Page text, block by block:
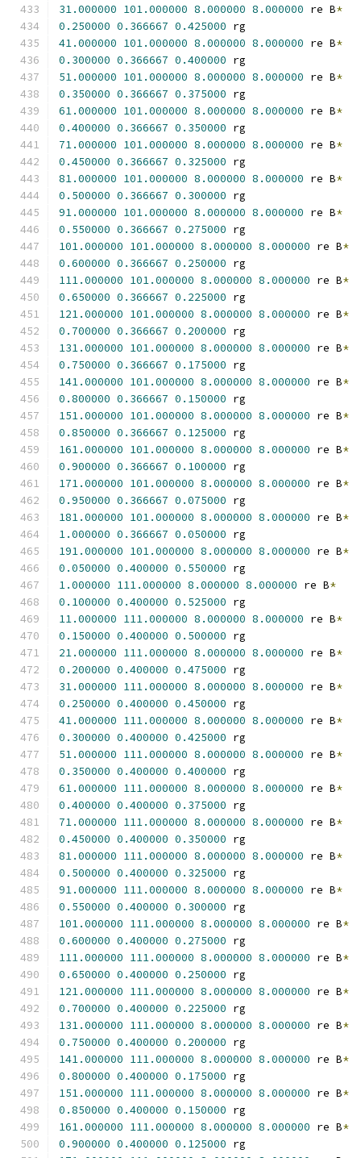
31.000000 101.000000 8.000000 8.000000 re B*
0.250000 0.366667 0.425000 rg
41.000000 101.000000 8.000000 8.000000 re B*
0.300000 0.366667 0.400000 rg
51.000000 101.000000 8.000000 8.000000 re B*
0.350000 0.366667 0.375000 rg
61.000000 101.000000 8.000000 8.000000 re B*
0.400000 0.366667 0.350000 rg
71.000000 101.000000 8.000000 8.000000 re B*
0.450000 0.366667 0.325000 rg
81.000000 101.000000 8.000000 8.000000 re B*
0.500000 0.366667 0.300000 rg
91.000000 101.000000 8.000000 8.000000 re B*
0.550000 0.366667 0.275000 rg
101.000000 101.000000 8.000000 8.000000 re B*
0.600000 0.366667 0.250000 rg
111.000000 101.000000 8.000000 8.000000 re B*
0.650000 0.366667 0.225000 rg
121.000000 101.000000 8.000000 8.000000 re B*
0.700000 0.366667 0.200000 rg
131.000000 101.000000 8.000000 8.000000 re B*
0.750000 0.366667 0.175000 rg
141.000000 101.000000 8.000000 8.000000 re B*
0.800000 0.366667 0.150000 rg
151.000000 101.000000 8.000000 8.000000 re B*
0.850000 0.366667 0.125000 rg
161.000000 101.000000 8.000000 8.000000 re B*
0.900000 0.366667 0.100000 rg
171.000000 101.000000 8.000000 8.000000 re B*
0.950000 0.366667 0.075000 rg
181.000000 101.000000 8.000000 8.000000 re B*
1.000000 0.366667 0.050000 rg
191.000000 101.000000 8.000000 8.000000 re B*
0.050000 0.400000 0.550000 rg
1.000000 111.000000 8.000000 8.000000 re B*
0.100000 0.400000 0.525000 rg
11.000000 111.000000 8.000000 8.000000 re B*
0.150000 0.400000 0.500000 rg
21.000000 111.000000 8.000000 8.000000 re B*
0.200000 0.400000 0.475000 rg
31.000000 111.000000 8.000000 8.000000 re B*
0.250000 0.400000 0.450000 rg
41.000000 111.000000 8.000000 8.000000 re B*
0.300000 0.400000 0.425000 rg
51.000000 111.000000 8.000000 8.000000 re B*
0.350000 0.400000 0.400000 rg
61.000000 111.000000 8.000000 8.000000 re B*
0.400000 0.400000 0.375000 rg
71.000000 111.000000 8.000000 8.000000 re B*
0.450000 0.400000 0.350000 rg
81.000000 111.000000 8.000000 8.000000 re B*
0.500000 0.400000 0.325000 rg
91.000000 111.000000 8.000000 8.000000 re B*
0.550000 0.400000 0.300000 rg
101.000000 111.000000 8.000000 8.000000 re B*
0.600000 0.400000 0.275000 rg
111.000000 111.000000 8.000000 8.000000 re B*
0.650000 0.400000 0.250000 rg
121.000000 111.000000 8.000000 8.000000 re B*
0.700000 0.400000 0.225000 rg
131.000000 111.000000 8.000000 8.000000 re B*
0.750000 0.400000 0.200000 rg
141.000000 111.000000 8.000000 8.000000 re B*
0.800000 0.400000 0.175000 rg
151.000000 111.000000 8.000000 8.000000 re B*
0.850000 0.400000 0.150000 rg
161.000000 111.000000 8.000000 8.000000 re B*
0.900000 0.400000 0.125000 rg